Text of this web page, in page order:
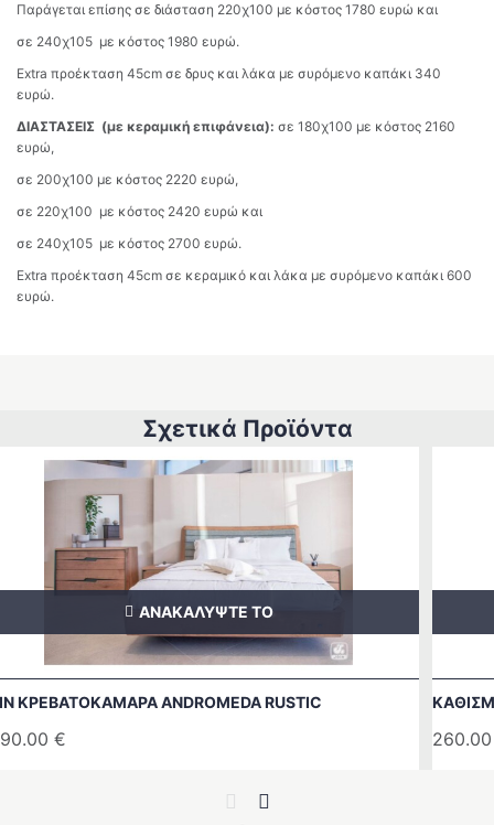
Παράγεται επίσης σε διάσταση 220χ100 με κόστος 1780 ευρώ και
σε 240χ105 με κόστος 1980 ευρώ.
Extra προέκταση 45cm σε δρυς και λάκα με συρόμενο καπάκι 340
ευρώ.
ΔΙΑΣΤΑΣΕΙΣ (με κεραμική επιφάνεια): σε 180χ100 με κόστος 2160
ευρώ,
σε 200χ100 με κόστος 2220 ευρώ,
σε 220χ100 με κόστος 2420 ευρώ και
σε 240χ105 με κόστος 2700 ευρώ.
Extra προέκταση 45cm σε κεραμικό και λάκα με συρόμενο καπάκι 600
ευρώ.
Σχετικά Προϊόντα
Previous
ΚΡΕΒΑΤΟΚΑΜΑΡΑ ANDROMEDA RUSTIC
€
ΑΝΑΚΑΛΥΨΤΕ ΤΟ
Next